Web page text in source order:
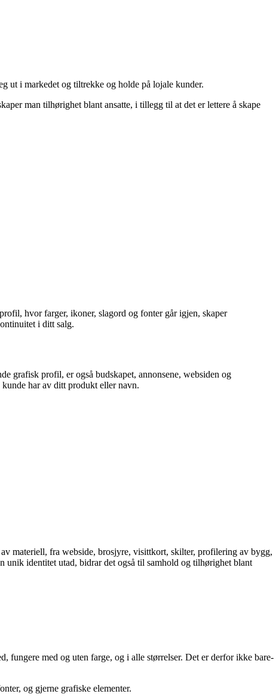
ut i markedet og tiltrekke og holde på lojale kunder.
man tilhørighet blant ansatte, i tillegg til at det er lettere å skape
hvor farger, ikoner, slagord og fonter går igjen, skaper
i ditt salg.
grafisk profil, er også budskapet, annonsene, websiden og
har av ditt produkt eller navn.
materiell, fra webside, brosjyre, visittkort, skilter, profilering av bygg,
unik identitet utad, bidrar det også til samhold og tilhørighet blant
fungere med og uten farge, og i alle størrelser. Det er derfor ikke bare-
og gjerne grafiske elementer.